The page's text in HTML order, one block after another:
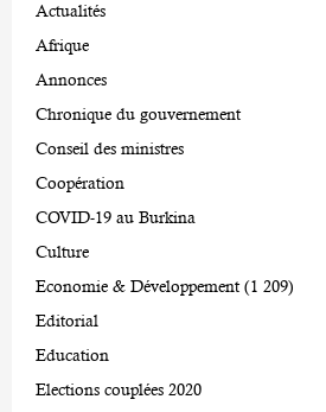
Actualités
Afrique
Annonces
Chronique du gouvernement
Conseil des ministres
Coopération
COVID-19 au Burkina
Culture
Economie & Développement (1 209)
Editorial
Education
Elections couplées 2020